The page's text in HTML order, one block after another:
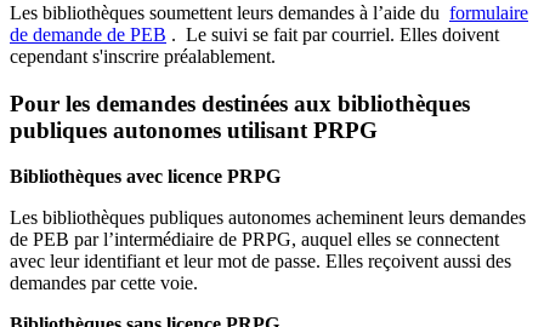
Les bibliothèques soumettent leurs demandes à l’aide du formulaire
de demande de PEB . Le suivi se fait par courriel. Elles doivent
cependant s'inscrire préalablement.
Pour les demandes destinées aux bibliothèques
publiques autonomes utilisant PRPG
Bibliothèques avec licence PRPG
Les bibliothèques publiques autonomes acheminent leurs demandes
de PEB par l’intermédiaire de PRPG, auquel elles se connectent
avec leur identifiant et leur mot de passe. Elles reçoivent aussi des
demandes par cette voie.